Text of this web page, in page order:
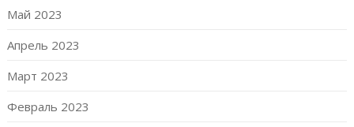
Май 2023
Апрель 2023
Март 2023
Февраль 2023